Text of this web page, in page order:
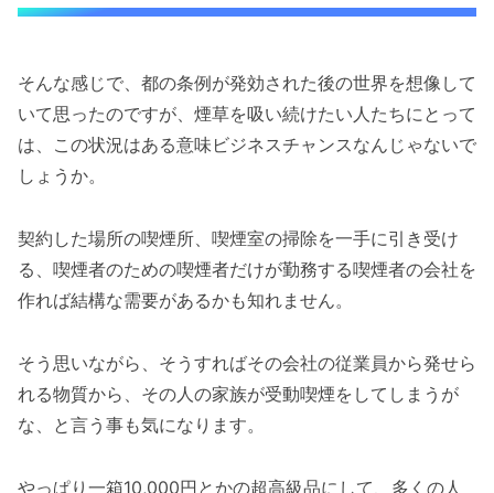
そんな感じで、都の条例が発効された後の世界を想像して
いて思ったのですが、煙草を吸い続けたい人たちにとって
は、この状況はある意味ビジネスチャンスなんじゃないで
しょうか。
契約した場所の喫煙所、喫煙室の掃除を一手に引き受け
る、喫煙者のための喫煙者だけが勤務する喫煙者の会社を
作れば結構な需要があるかも知れません。
そう思いながら、そうすればその会社の従業員から発せら
れる物質から、その人の家族が受動喫煙をしてしまうが
な、と言う事も気になります。
やっぱり一箱10,000円とかの超高級品にして、多くの人